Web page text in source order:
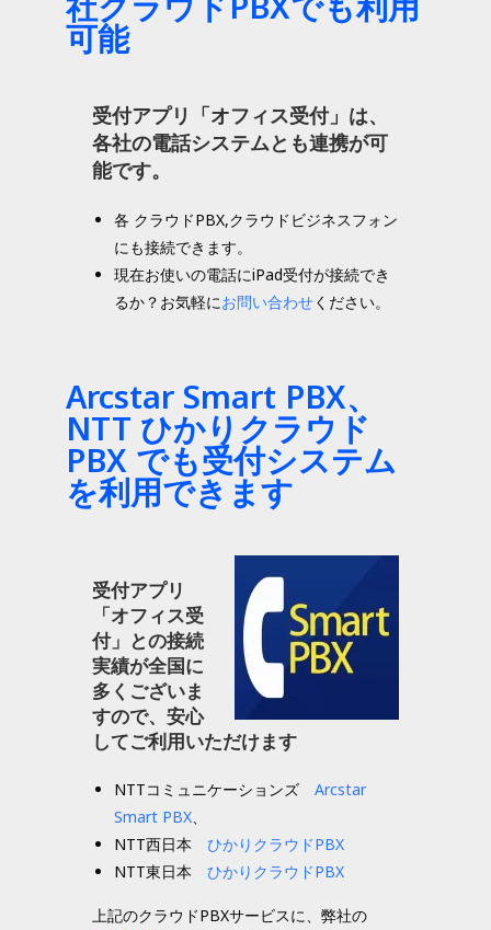
可能
受付アプリ「オフィス受付」は、
各社の電話システムとも連携が可
能です。
各 クラウドPBX,クラウドビジネスフォン
にも接続できます。
現在お使いの電話にiPad受付が接続でき
るか？お気軽にお問い合わせください。
Arcstar Smart PBX、
NTT ひかりクラウド
PBX でも受付システム
を利用できます
受付アプリ
「オフィス受
付」との接続
実績が全国に
多くございま
すので、安心
してご利用いただけます
NTTコミュニケーションズ Arcstar
Smart PBX、
NTT西日本 ひかりクラウドPBX
NTT東日本 ひかりクラウドPBX
上記のクラウドPBXサービスに、弊社の